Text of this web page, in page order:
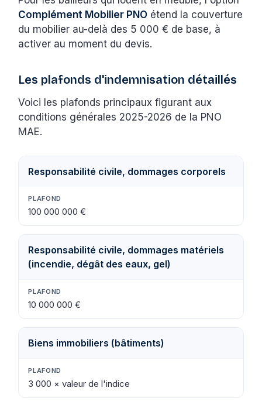
Complément Mobilier PNO étend la couverture
du mobilier au-delà des 5 000 € de base, à
activer au moment du devis.
Les plafonds d'indemnisation détaillés
Voici les plafonds principaux figurant aux
conditions générales 2025-2026 de la PNO
MAE.
Responsabilité civile, dommages corporels
100 000 000 €
Responsabilité civile, dommages matériels
(incendie, dégât des eaux, gel)
10 000 000 €
Biens immobiliers (bâtiments)
3 000 × valeur de l'indice